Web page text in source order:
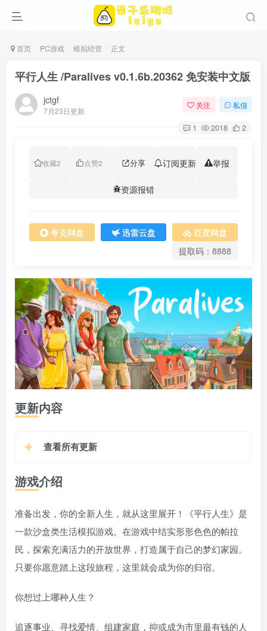
首页 PC游戏 模拟经营 正文
平行人生 /Paralives v0.1.6b.20362 免安装中文版
jctgf
7月23日更新
关注 私信
1 2018 2
收藏2 点赞2 分享 订阅更新 举报
资源报错
夸克网盘 迅雷云盘
百度网盘
提取码：8888
更新内容
查看所有更新
游戏介绍
准备出发，你的全新人生，就从这里展开！《平行人生》是
一款沙盒类生活模拟游戏。在游戏中结实形形色色的帕拉
民，探索充满活力的开放世界，打造属于自己的梦幻家园。
只要你愿意踏上这段旅程，这里就会成为你的归宿。
你想过上哪种人生？
追逐事业、寻找爱情、组建家庭，抑或成为市里最有钱的人